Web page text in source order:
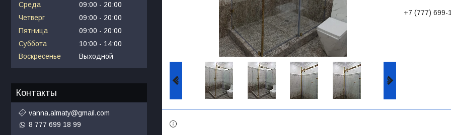
+7 (777) 699-
Среда
09:00
20:00
Четверг
09:00
20:00
Пятница
09:00
20:00
Суббота
10:00
14:00
Воскресенье
Выходной
Контакты
vanna.almaty@gmail.com
8 777 699 18 99